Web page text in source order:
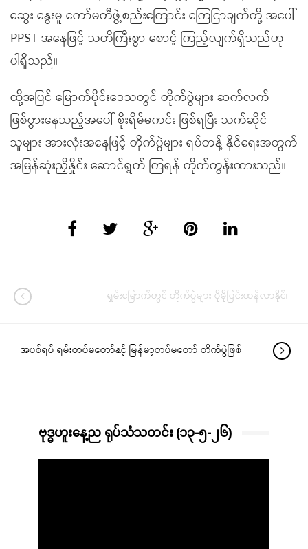
ဆွေး နွေးမူ ကော်မတီဖွဲ့စည်းကြောင်း ကြေငြာချက်တို့ အပေါ်
PPST အနေဖြင့် သတိကြီးစွာ စောင့် ကြည့်လျက်ရှိသည်ဟု
ပါရှိသည်။
ထို့အပြင် မြောက်ပိုင်းဒေသတွင် တိုက်ပွဲများ ဆက်လက်
ဖြစ်ပွားနေသည့်အပေါ် စိုးရိမ်မကင်း ဖြစ်ရပြီး သက်ဆိုင်
သူများ အားလုံးအနေဖြင့် တိုက်ပွဲများ ရပ်တန့် နိုင်ရေးအတွက်
အမြန်ဆုံးညှိနှိုင်း ဆောင်ရွက် ကြရန် တိုက်တွန်းထားသည်။
ရှမ်းမြောက်တွင် တိုက်ပွဲများ ပိုမိုပြင်းထန်လာနိုင်၊
အပစ်ရပ် ရှမ်းတပ်မတော်နှင့် မြန်မာ့တပ်မတော် တိုက်ပွဲဖြစ်
ဗုဒ္ဓဟူးနေ့ည ရုပ်သံသတင်း (၁၃-၅-၂၆)